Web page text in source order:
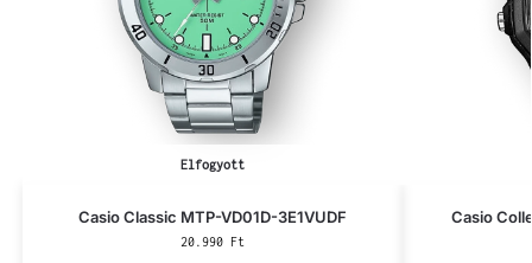
Elfogyott
Casio Classic MTP-VD01D-3E1VUDF
20.990 Ft
Casio